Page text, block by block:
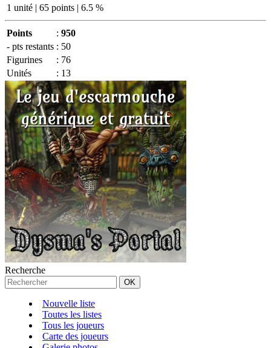
1 unité | 65 points | 6.5 %
Points : 950
- pts restants : 50
Figurines
: 76
Unités
: 13
Recherche
Nouvelle liste
Toutes les listes
Tous les joueurs
Carte des joueurs